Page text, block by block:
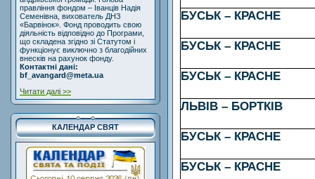
правління фондом – Іванців Надія
Семенівна, вихователь ДНЗ
«Барвінок». Фонд проводить свою
діяльність відповідно до Програми,
що складена згідно зі Статутом і
функціонує виключно з благодійних
внесків на рахунок фонду.
Контактні дані:
bf_avangard@meta.ua
Читати далі >>
КАЛЕНДАР СВЯТ
БУСЬК – КРАСНЕ
БУСЬК – КРАСНЕ
БУСЬК – КРАСНЕ
ЛЬВІВ – БОРТКІВ
БУСЬК – КРАСНЕ
БУСЬК – КРАСНЕ